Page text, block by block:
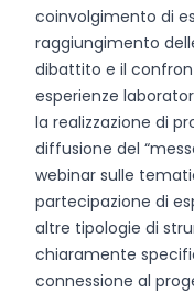
coinvolgimento di
raggiungimento
dibattito e il
esperienze
la realizzazione di
diffusione del
webinar sulle
partecipazione di
altre tipologie di
chiaramente
connessione al